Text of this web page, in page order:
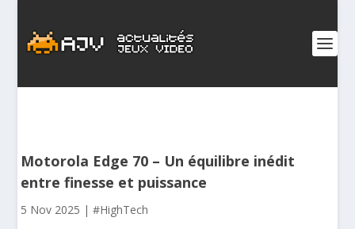
Motorola Edge 70 – Un équilibre inédit
entre finesse et puissance
5 Nov 2025 |#HighTech